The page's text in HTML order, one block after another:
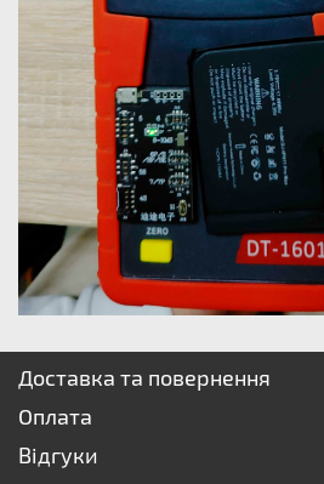
Доставка та повернення
Оплата
Відгуки